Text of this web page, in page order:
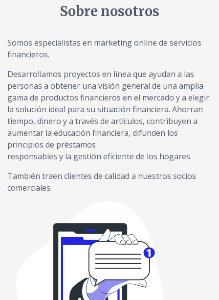
Sobre nosotros
Somos especialistas en marketing online de servicios
financieros.
Desarrollamos proyectos en línea que ayudan a las
personas a obtener una visión general de una amplia
gama de productos financieros en el mercado y a elegir
la solución ideal para su situación financiera. Ahorran
tiempo, dinero y a través de artículos, contribuyen a
aumentar la educación financiera, difunden los
principios de préstamos
responsables y la gestión eficiente de los hogares.
También traen clientes de calidad a nuestros socios
comerciales.